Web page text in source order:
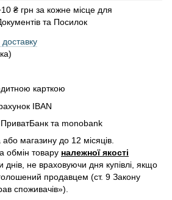
₴ грн за кожне місце для
та Посилок
карткою
IBAN
та monobank
або магазину до 12 місяців.
обмін товару належної якості
днів, не враховуючи дня купівлі, якщо
продавцем (ст. 9 Закону
споживачів»).